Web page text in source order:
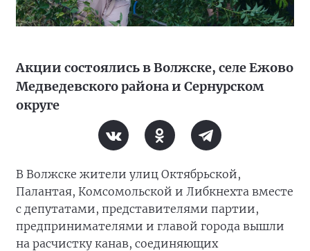
Акции состоялись в Волжске, селе Ежово
Медведевского района и Сернурском
округе
В Волжске жители улиц Октябрьской,
Палантая, Комсомольской и Либкнехта вместе
с депутатами, представителями партии,
предпринимателями и главой города вышли
на расчистку канав, соединяющих